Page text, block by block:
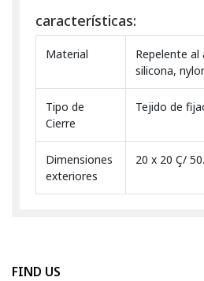
características:
Material
Repelente
silicona,
Tipo de
Cierre
Tejido de
Dimensiones
exteriores
20 x 20 Ç/
FIND US